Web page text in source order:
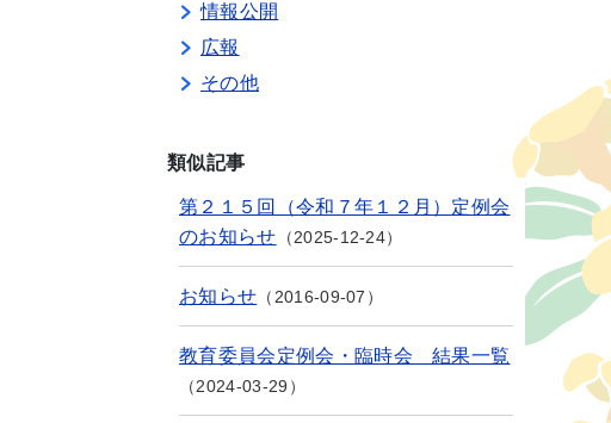
情報公開
広報
その他
類似記事
第２１５回（令和７年１２月）定例会
のお知らせ
2025-12-24
お知らせ 2016-09-07
教育委員会定例会・臨時会 結果一覧
2024-03-29